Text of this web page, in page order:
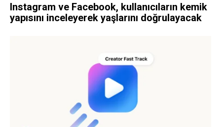
Instagram ve Facebook, kullanıcıların kemik
yapısını inceleyerek yaşlarını doğrulayacak